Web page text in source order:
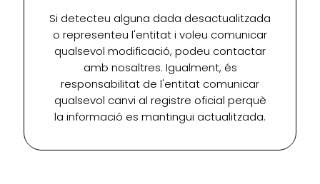
Si detecteu alguna dada desactualitzada
o representeu l'entitat i voleu comunicar
qualsevol modificació, podeu contactar
amb nosaltres. Igualment, és
responsabilitat de l'entitat comunicar
qualsevol canvi al registre oficial perquè
la informació es mantingui actualitzada.